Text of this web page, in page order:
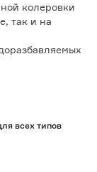
колеровки
так и на
не более 2
всех типов